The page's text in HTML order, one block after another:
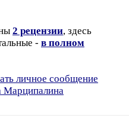
2 рецензии, здесь
- в полном
личное сообщение
Марципалина